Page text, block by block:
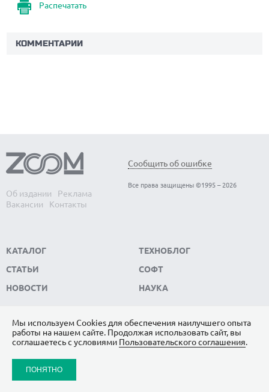
Распечатать
КОММЕНТАРИИ
Об издании
Реклама
Вакансии
Контакты
Сообщить об ошибке
Все права защищены ©1995 – 2026
КАТАЛОГ
СТАТЬИ
НОВОСТИ
ТЕХНОБЛОГ
СОФТ
НАУКА
ПОДПИШИТЕСЬ НА НАС
ЯНДЕКС.ДЗЕН
ВКОНТАКТЕ
Мы используем Сookies для обеспечения наилучшего опыта
работы на нашем сайте. Продолжая использовать сайт, вы
соглашаетесь с условиями Пользовательского соглашения.
ПОНЯТНО